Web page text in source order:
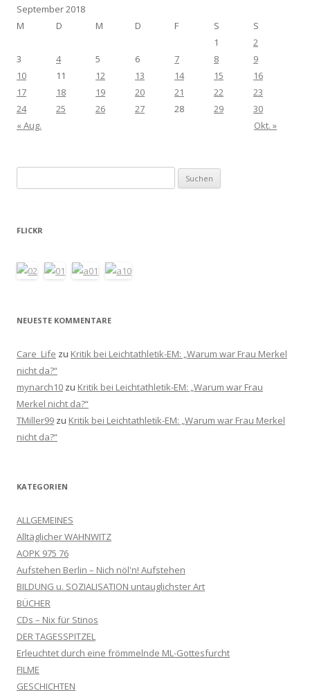
September 2018
M
D M D F S
S
1
2
3
4 5 6 7 8
9
10
11 12 13 14 15
16
17
18 19 20 21 22
23
24
25 26 27 28 29
30
« Aug.
Okt. »
nach:
FLICKR
NEUESTE KOMMENTARE
Care_Life zu Kritik bei Leichtathletik-EM: „Warum war Frau Merkel
nicht da?“
mynarch10 zu Kritik bei Leichtathletik-EM: „Warum war Frau
Merkel nicht da?“
TMiller99 zu Kritik bei Leichtathletik-EM: „Warum war Frau Merkel
nicht da?“
KATEGORIEN
ALLGEMEINES
Alltäglicher WAHNWITZ
AOPK 975 76
Aufstehen Berlin – Nich nöl'n! Aufstehen
BILDUNG u. SOZIALISATION untauglichster Art
BÜCHER
CDs – Nix für Stinos
DER TAGESSPITZEL
Erleuchtet durch eine frömmelnde ML-Gottesfurcht
FILME
GESCHICHTEN